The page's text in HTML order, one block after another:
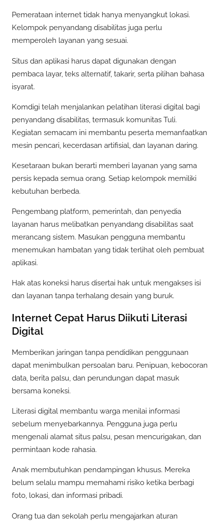
Pemerataan internet tidak hanya menyangkut lokasi.
Kelompok penyandang disabilitas juga perlu
memperoleh layanan yang sesuai.
Situs dan aplikasi harus dapat digunakan dengan
pembaca layar, teks alternatif, takarir, serta pilihan bahasa
isyarat.
Komdigi telah menjalankan pelatihan literasi digital bagi
penyandang disabilitas, termasuk komunitas Tuli.
Kegiatan semacam ini membantu peserta memanfaatkan
mesin pencari, kecerdasan artifisial, dan layanan daring.
Kesetaraan bukan berarti memberi layanan yang sama
persis kepada semua orang. Setiap kelompok memiliki
kebutuhan berbeda.
Pengembang platform, pemerintah, dan penyedia
layanan harus melibatkan penyandang disabilitas saat
merancang sistem. Masukan pengguna membantu
menemukan hambatan yang tidak terlihat oleh pembuat
aplikasi.
Hak atas koneksi harus disertai hak untuk mengakses isi
dan layanan tanpa terhalang desain yang buruk.
Internet Cepat Harus Diikuti Literasi
Digital
Memberikan jaringan tanpa pendidikan penggunaan
dapat menimbulkan persoalan baru. Penipuan, kebocoran
data, berita palsu, dan perundungan dapat masuk
bersama koneksi.
Literasi digital membantu warga menilai informasi
sebelum menyebarkannya. Pengguna juga perlu
mengenali alamat situs palsu, pesan mencurigakan, dan
permintaan kode rahasia.
Anak membutuhkan pendampingan khusus. Mereka
belum selalu mampu memahami risiko ketika berbagi
foto, lokasi, dan informasi pribadi.
Orang tua dan sekolah perlu mengajarkan aturan